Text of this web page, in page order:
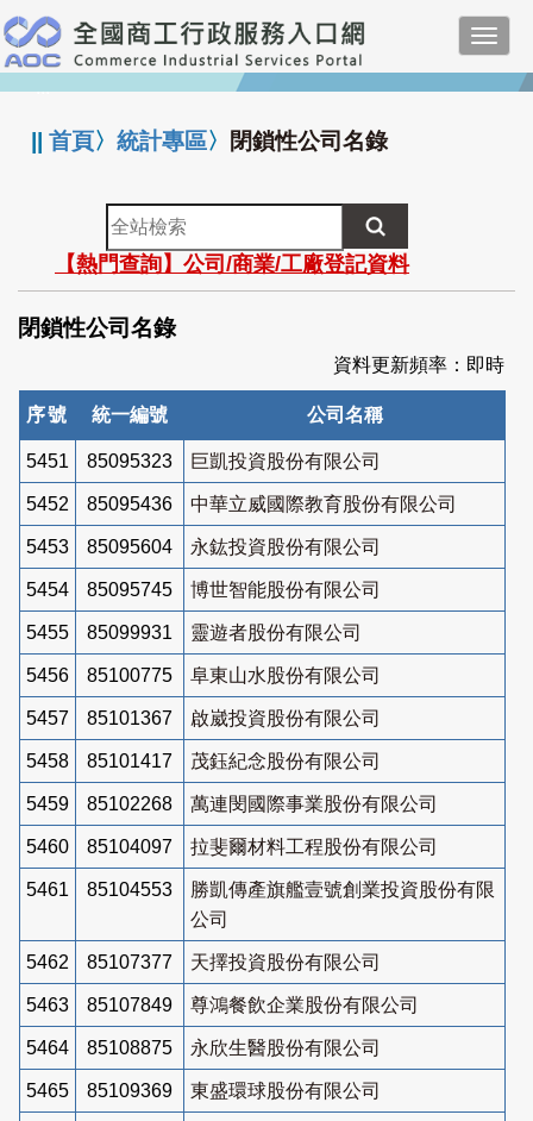
跳
到
主
要
:::
||首頁〉統計專區〉 閉鎖性公司名錄
全
站
檢
索
【熱門查詢】公司/商業/工廠登記資料
閉鎖性公司名錄
資料更新頻率：即時
序號 統一編號 公司名稱
5451 85095323 巨凱投資股份有限公司
5452 85095436 中華立威國際教育股份有限公司
5453 85095604 永鈜投資股份有限公司
5454 85095745 博世智能股份有限公司
5455 85099931 靈遊者股份有限公司
5456 85100775 阜東山水股份有限公司
5457 85101367 啟崴投資股份有限公司
5458 85101417 茂鈺紀念股份有限公司
5459 85102268 萬連閔國際事業股份有限公司
5460 85104097 拉斐爾材料工程股份有限公司
5461 85104553
勝凱傳產旗艦壹號創業投資股份有限
公司
5462 85107377 天擇投資股份有限公司
5463 85107849 尊鴻餐飲企業股份有限公司
5464 85108875 永欣生醫股份有限公司
5465 85109369 東盛環球股份有限公司